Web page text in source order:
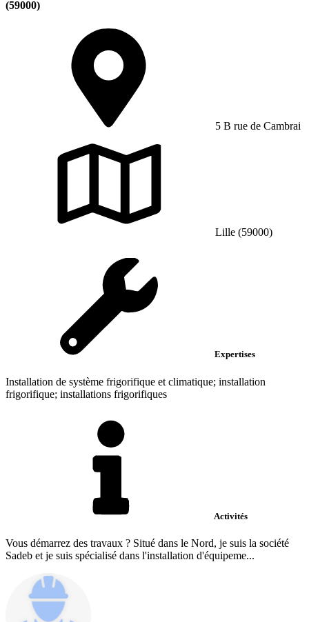
(59000)
5 B rue de Cambrai
Lille (59000)
Expertises
Installation de système frigorifique et climatique; installation
frigorifique; installations frigorifiques
Activités
Vous démarrez des travaux ? Situé dans le Nord, je suis la société
Sadeb et je suis spécialisé dans l'installation d'équipeme...